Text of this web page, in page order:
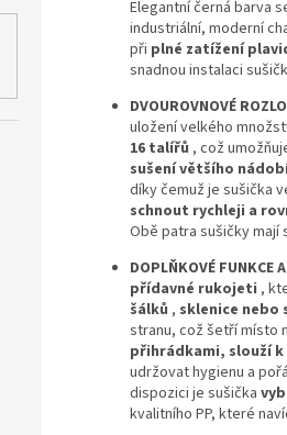
Elegantní černá barva
industriální, moderní
při plné zatížení
snadnou instalaci
DVOUROVNOVÉ
uložení velkého
16 talířů , což
sušení většího
díky čemuž je sušička
schnout rychleji a
Obě patra sušičky mají
DOPLŇKOVÉ FUNKCE
přídavné rukojeti ,
šálků , sklenice nebo
stranu, což šetří místo
přihrádkami, slouží
udržovat hygienu a
dispozici je sušička
kvalitního PP, které